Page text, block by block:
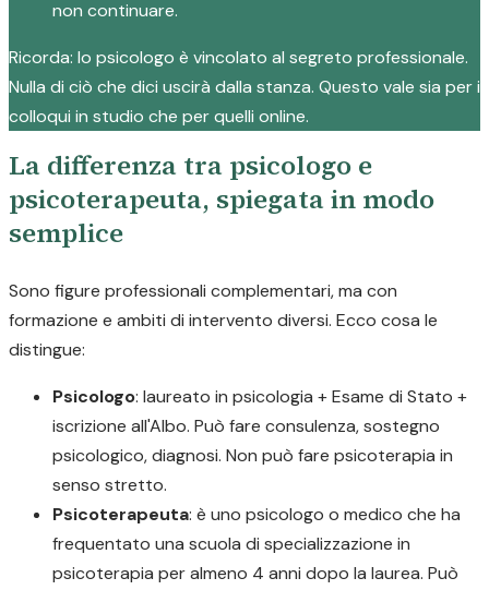
non continuare.
Ricorda: lo psicologo è vincolato al segreto professionale.
Nulla di ciò che dici uscirà dalla stanza. Questo vale sia per i
colloqui in studio che per quelli online.
La differenza tra psicologo e
psicoterapeuta, spiegata in modo
semplice
Sono figure professionali complementari, ma con
formazione e ambiti di intervento diversi. Ecco cosa le
distingue:
Psicologo: laureato in psicologia + Esame di Stato +
iscrizione all'Albo. Può fare consulenza, sostegno
psicologico, diagnosi. Non può fare psicoterapia in
senso stretto.
Psicoterapeuta: è uno psicologo o medico che ha
frequentato una scuola di specializzazione in
psicoterapia per almeno 4 anni dopo la laurea. Può